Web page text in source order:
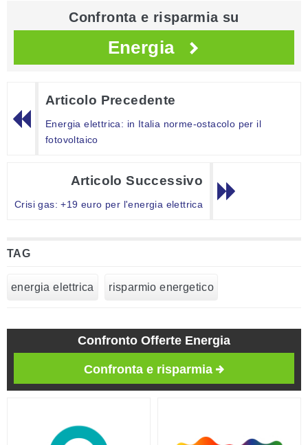
Confronta e risparmia su
Energia
Articolo Precedente
Energia elettrica: in Italia norme-ostacolo per il
fotovoltaico
Articolo Successivo
Crisi gas: +19 euro per l'energia elettrica
TAG
energia elettrica risparmio energetico
Confronto Offerte Energia
Confronta e risparmia